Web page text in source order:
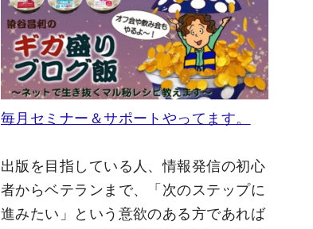
毎月セミナー＆サポートやってます。
出版を目指している人、情報発信の初心
者からベテランまで、「次のステップに
進みたい」という意欲のある方であれば